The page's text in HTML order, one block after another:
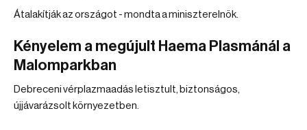
Átalakítják az országot - mondta a miniszterelnök.
Kényelem a megújult Haema Plasmánál a
Malomparkban
Debreceni vérplazmaadás letisztult, biztonságos,
újjávarázsolt környezetben.